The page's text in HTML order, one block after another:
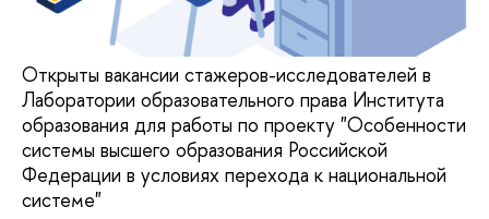
Открыты вакансии стажеров-исследователей в
Лаборатории образовательного права Института
образования для работы по проекту "Особенности
системы высшего образования Российской
Федерации в условиях перехода к национальной
системе"